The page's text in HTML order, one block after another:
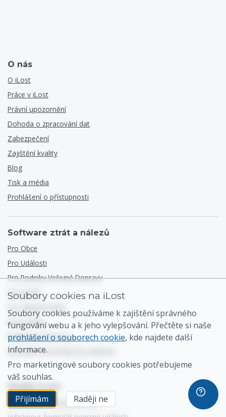
O nás
O iLost
Práce v iLost
Právní upozornění
Dohoda o zpracování dat
Zabezpečení
Zajištění kvality
Blog
Tisk a média
Prohlášení o přístupnosti
Software ztrát a nálezů
Pro Obce
Pro Události
Pro Podniky Veřejné Dopravy
Pro Hotely
Pro Podniky
Podívejte Se Na G2
Podívejte Se Na Nás Na Capterře
Nahlásit nalezenou položku
Soubory cookies na iLost
Soubory cookies používáme k zajištění správného
fungování webu a k jeho vylepšování. Přečtěte si naše
prohlášení o souborech cookie, kde najdete další
informace.
Pro marketingové soubory cookies potřebujeme
váš souhlas.
Přijímám
Raději ne